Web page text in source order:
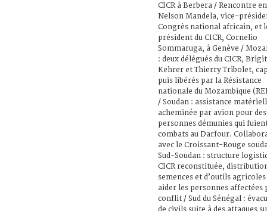
CICR à Berbera / Rencontre
Nelson Mandela, vice-
Congrès national africain, et
président du CICR, Cornelio
Sommaruga, à Genève /
: deux délégués du CICR,
Kehrer et Thierry Tribolet,
puis libérés par la Résistance
nationale du Mozambique
/ Soudan : assistance
acheminée par avion pour des
personnes démunies qui
combats au Darfour.
avec le Croissant-Rouge
Sud-Soudan : structure
CICR reconstituée,
semences et d’outils
aider les personnes affectées
conflit / Sud du Sénégal :